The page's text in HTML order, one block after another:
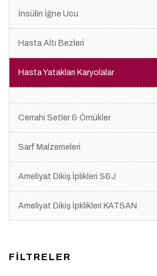
İnsülin İğne Ucu
Hasta Altı Bezleri
Hasta Yatakları Karyolalar
Cerrahi Setler & Örnükler
Sarf Malzemeleri
Ameliyat Dikiş İplikleri S&J
Ameliyat Dikiş İpklikleri KATSAN
FİLTRELER